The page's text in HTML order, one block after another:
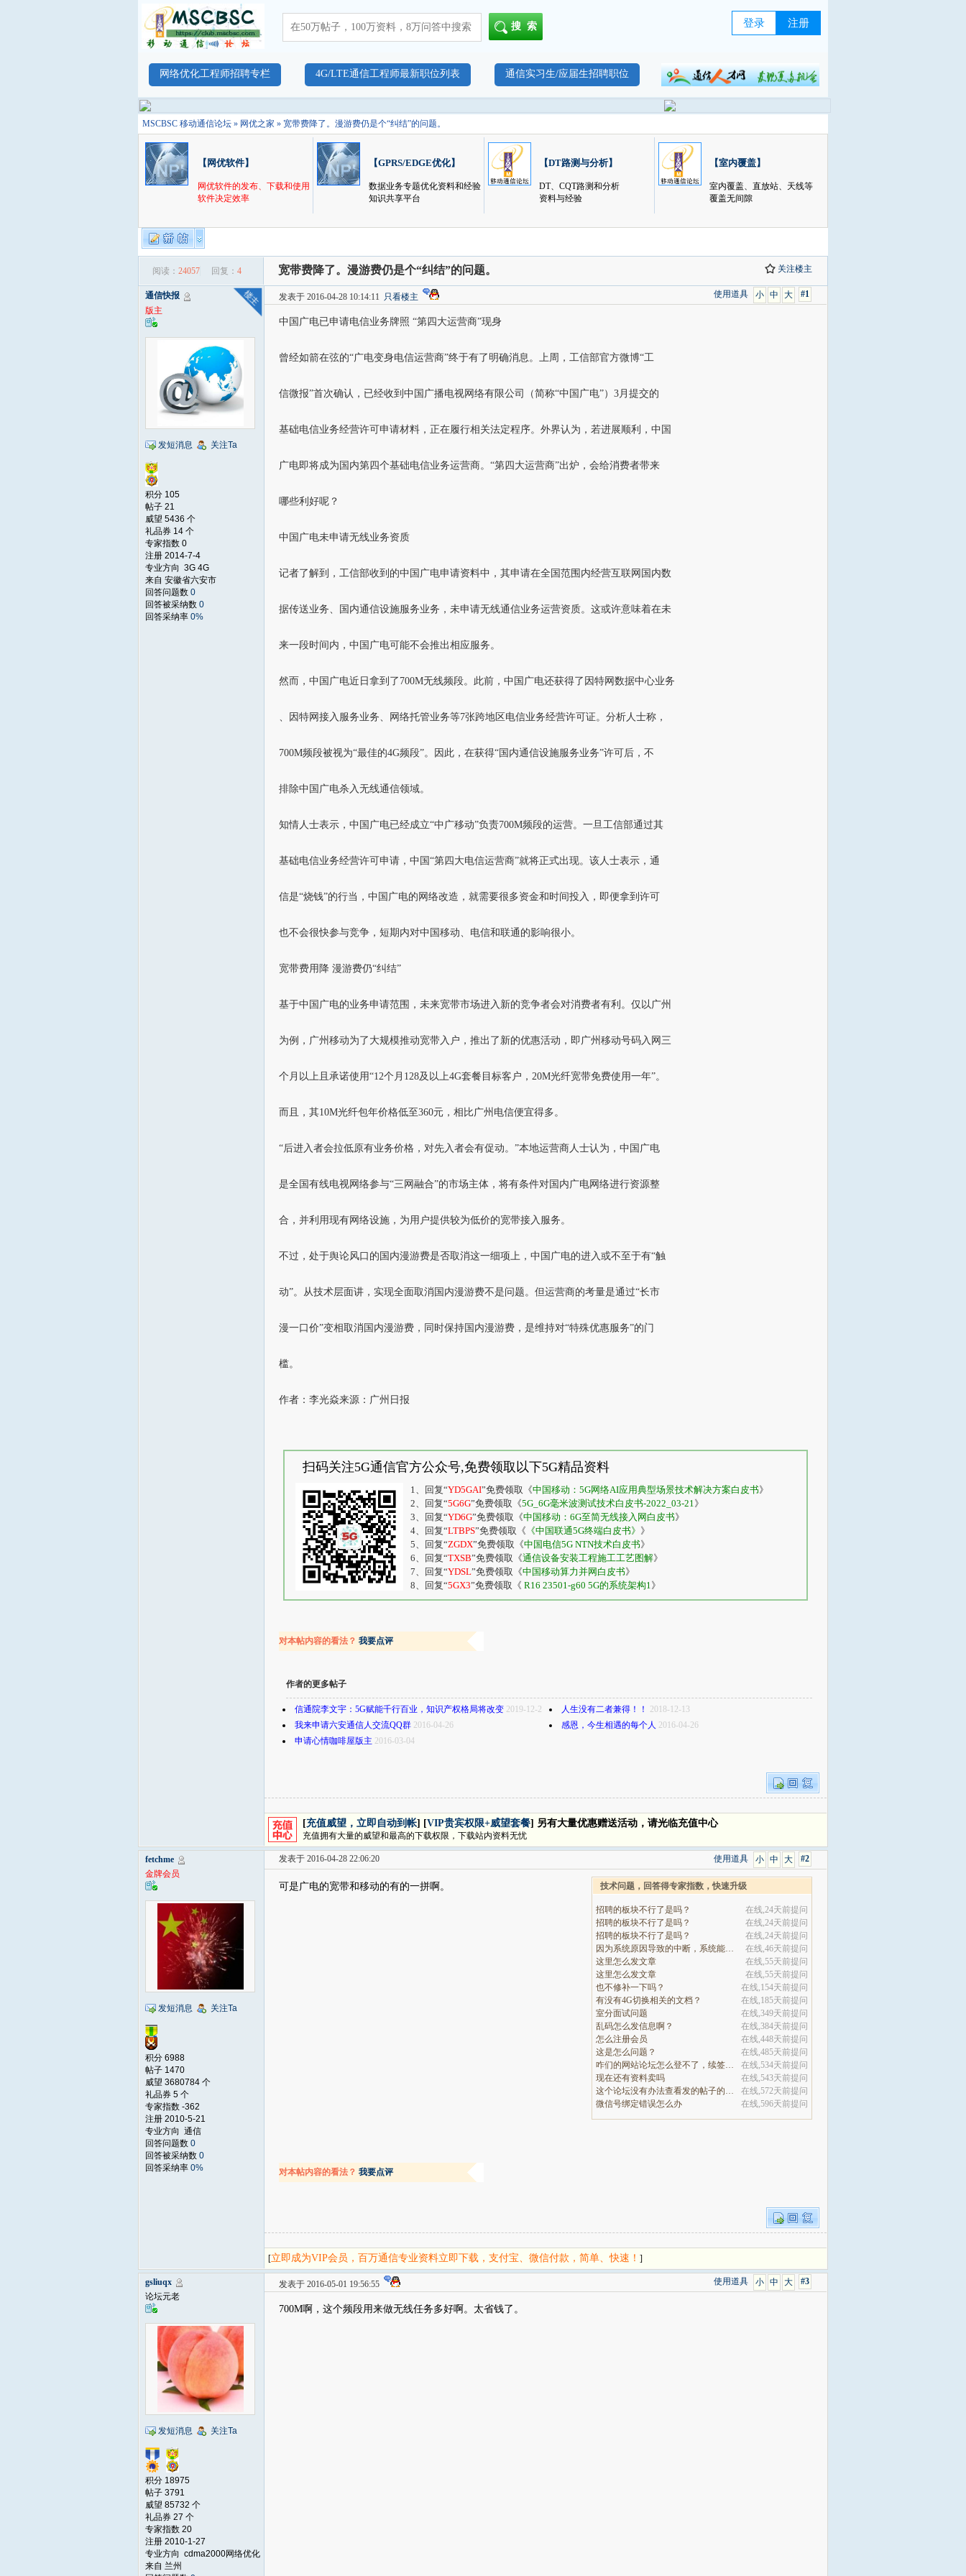
搜索 登录 注册
网络优化工程师招聘专栏 4G/LTE通信工程师最新职位列表 通信实习生/应届生招聘职位
MSCBSC 移动通信论坛 » 网优之家 » 宽带费降了。漫游费仍是个“纠结”的问题。
【网优软件】
网优软件的发布、下载和使用
软件决定效率
【GPRS/EDGE优化】
数据业务专题优化资料和经验
知识共享平台
【DT路测与分析】
DT、CQT路测和分析
资料与经验
【室内覆盖】
室内覆盖、直放站、天线等
覆盖无间隙
阅读： 24057 回复： 4 关注楼主
宽带费降了。漫游费仍是个“纠结”的问题。
通信快报
版主
发短消息 关注Ta
积分 105
帖子 21
威望 5436 个
礼品券 14 个
专家指数 0
注册 2014-7-4
专业方向 3G 4G
来自 安徽省六安市
回答问题数 0
回答被采纳数 0
回答采纳率 0%
#1
大
中
小
使用道具
发表于 2016-04-28 10:14:11 只看楼主
中国广电已申请电信业务牌照 “第四大运营商”现身
曾经如箭在弦的“广电变身电信运营商”终于有了明确消息。上周，工信部官方微博“工
信微报”首次确认，已经收到中国广播电视网络有限公司（简称“中国广电”）3月提交的
基础电信业务经营许可申请材料，正在履行相关法定程序。外界认为，若进展顺利，中国
广电即将成为国内第四个基础电信业务运营商。“第四大运营商”出炉，会给消费者带来
哪些利好呢？
中国广电未申请无线业务资质
记者了解到，工信部收到的中国广电申请资料中，其申请在全国范围内经营互联网国内数
据传送业务、国内通信设施服务业务，未申请无线通信业务运营资质。这或许意味着在未
来一段时间内，中国广电可能不会推出相应服务。
然而，中国广电近日拿到了700M无线频段。此前，中国广电还获得了因特网数据中心业务
、因特网接入服务业务、网络托管业务等7张跨地区电信业务经营许可证。分析人士称，
700M频段被视为“最佳的4G频段”。因此，在获得“国内通信设施服务业务”许可后，不
排除中国广电杀入无线通信领域。
知情人士表示，中国广电已经成立“中广移动”负责700M频段的运营。一旦工信部通过其
基础电信业务经营许可申请，中国“第四大电信运营商”就将正式出现。该人士表示，通
信是“烧钱”的行当，中国广电的网络改造，就需要很多资金和时间投入，即便拿到许可
也不会很快参与竞争，短期内对中国移动、电信和联通的影响很小。
宽带费用降 漫游费仍“纠结”
基于中国广电的业务申请范围，未来宽带市场进入新的竞争者会对消费者有利。仅以广州
为例，广州移动为了大规模推动宽带入户，推出了新的优惠活动，即广州移动号码入网三
个月以上且承诺使用“12个月128及以上4G套餐目标客户，20M光纤宽带免费使用一年”。
而且，其10M光纤包年价格低至360元，相比广州电信便宜得多。
“后进入者会拉低原有业务价格，对先入者会有促动。”本地运营商人士认为，中国广电
是全国有线电视网络参与“三网融合”的市场主体，将有条件对国内广电网络进行资源整
合，并利用现有网络设施，为用户提供较为低价的宽带接入服务。
不过，处于舆论风口的国内漫游费是否取消这一细项上，中国广电的进入或不至于有“触
动”。从技术层面讲，实现全面取消国内漫游费不是问题。但运营商的考量是通过“长市
漫一口价”变相取消国内漫游费，同时保持国内漫游费，是维持对“特殊优惠服务”的门
槛。
作者：李光焱来源：广州日报
扫码关注5G通信官方公众号,免费领取以下5G精品资料
1、回复“YD5GAI”免费领取《中国移动：5G网络AI应用典型场景技术解决方案白皮书》
2、回复“5G6G”免费领取《5G_6G毫米波测试技术白皮书-2022_03-21》
3、回复“YD6G”免费领取《中国移动：6G至简无线接入网白皮书》
4、回复“LTBPS”免费领取《 《中国联通5G终端白皮书》 》
5、回复“ZGDX”免费领取《中国电信5G NTN技术白皮书》
6、回复“TXSB”免费领取《通信设备安装工程施工工艺图解》
7、回复“YDSL”免费领取《中国移动算力并网白皮书》
8、回复“5GX3”免费领取《 R16 23501-g60 5G的系统架构1》
对本帖内容的看法？ 我要点评
作者的更多帖子
信通院李文宇：5G赋能千行百业，知识产权格局将改变 2019-12-28 人生没有二者兼得！！
2018-12-13
我来申请六安通信人交流QQ群 2016-04-26 感恩，今生相遇的每个人 2016-04-26
申请心情咖啡屋版主 2016-03-04
[充值威望，立即自动到帐] [VIP贵宾权限+威望套餐] 另有大量优惠赠送活动，请光临充值中心
充值拥有大量的威望和最高的下载权限，下载站内资料无忧
fetchme
金牌会员
发短消息 关注Ta
积分 6988
帖子 1470
威望 3680784 个
礼品券 5 个
专家指数 -362
注册 2010-5-21
专业方向 通信
回答问题数 0
回答被采纳数 0
回答采纳率 0%
#2
大
中
小
使用道具
发表于 2016-04-28 22:06:20
技术问题，回答得专家指数，快速升级
招聘的板块不行了是吗？
在线,24天前提问
招聘的板块不行了是吗？
在线,24天前提问
招聘的板块不行了是吗？
在线,24天前提问
因为系统原因导致的中断，系统能自动7赎回处理吗
在线,46天前提问
这里怎么发文章
在线,55天前提问
这里怎么发文章
在线,55天前提问
也不修补一下吗？
在线,154天前提问
有没有4G切换相关的文档？
在线,185天前提问
室分面试问题
在线,349天前提问
乱码怎么发信息啊？
在线,384天前提问
怎么注册会员
在线,448天前提问
这是怎么问题？
在线,485天前提问
咋们的网站论坛怎么登不了，续签没有办法继续
在线,534天前提问
现在还有资料卖吗
在线,543天前提问
这个论坛没有办法查看发的帖子的阅读量吗
在线,572天前提问
微信号绑定错误怎么办
在线,596天前提问
可是广电的宽带和移动的有的一拼啊。
对本帖内容的看法？ 我要点评
[立即成为VIP会员，百万通信专业资料立即下载，支付宝、微信付款，简单、快速！ ]
gsliuqx
论坛元老
发短消息 关注Ta
积分 18975
帖子 3791
威望 85732 个
礼品券 27 个
专家指数 20
注册 2010-1-27
专业方向 cdma2000网络优化
来自 兰州
#3
大
中
小
使用道具
发表于 2016-05-01 19:56:55
700M啊，这个频段用来做无线任务多好啊。太省钱了。